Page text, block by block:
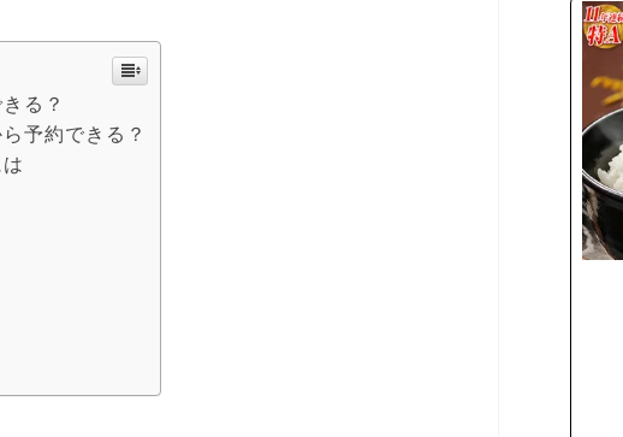
る？
予約できる？